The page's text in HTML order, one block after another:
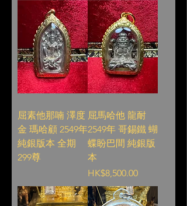
屈素他那喃 澤度
金 瑪哈顧 2549年
純銀版本 全期
299尊
屈馬哈他 龍耐
2549年 哥錫鐵 蝴
蝶盼巴間 純銀版
本
Price
HK$8,500.00